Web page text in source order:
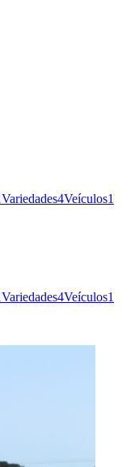
Variedades4Veículos1
Variedades4Veículos1